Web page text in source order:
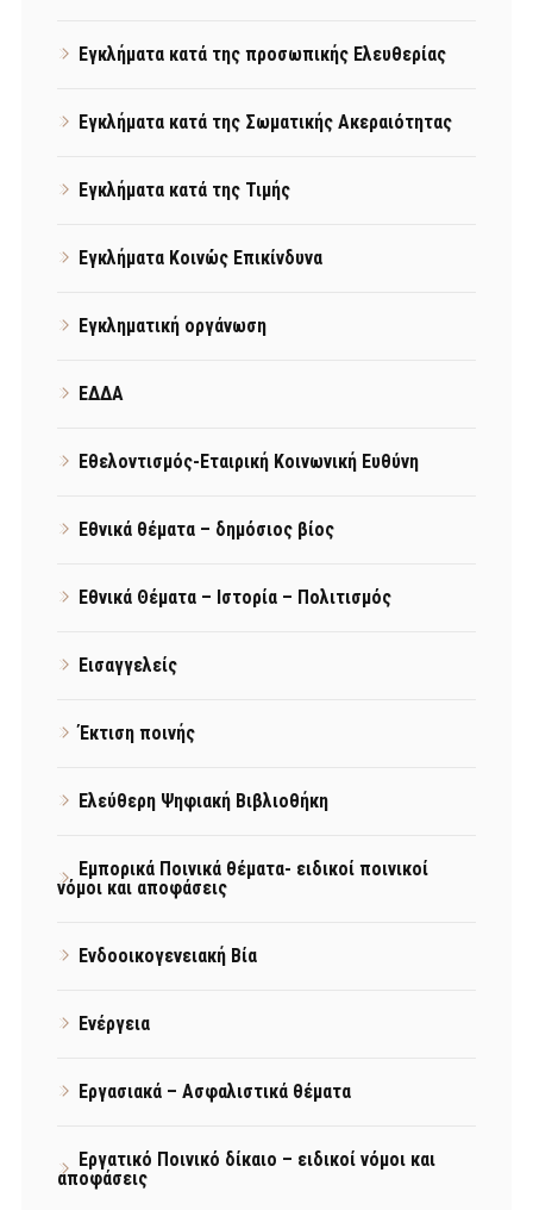
Εγκλήματα κατά της προσωπικής Ελευθερίας
Εγκλήματα κατά της Σωματικής Ακεραιότητας
Εγκλήματα κατά της Τιμής
Εγκλήματα Κοινώς Επικίνδυνα
Εγκληματική οργάνωση
ΕΔΔΑ
Εθελοντισμός-Εταιρική Κοινωνική Ευθύνη
Εθνικά θέματα – δημόσιος βίος
Εθνικά Θέματα – Ιστορία – Πολιτισμός
Εισαγγελείς
Έκτιση ποινής
Ελεύθερη Ψηφιακή Βιβλιοθήκη
Εμπορικά Ποινικά θέματα- ειδικοί ποινικοί
νόμοι και αποφάσεις
Ενδοοικογενειακή Βία
Ενέργεια
Εργασιακά – Ασφαλιστικά θέματα
Εργατικό Ποινικό δίκαιο – ειδικοί νόμοι και
αποφάσεις